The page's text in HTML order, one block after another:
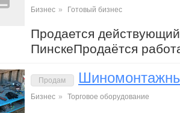
Бизнес » Готовый бизнес
Продается
ПинскеПродаётся
Продам
Бизнес » Торговое оборудование